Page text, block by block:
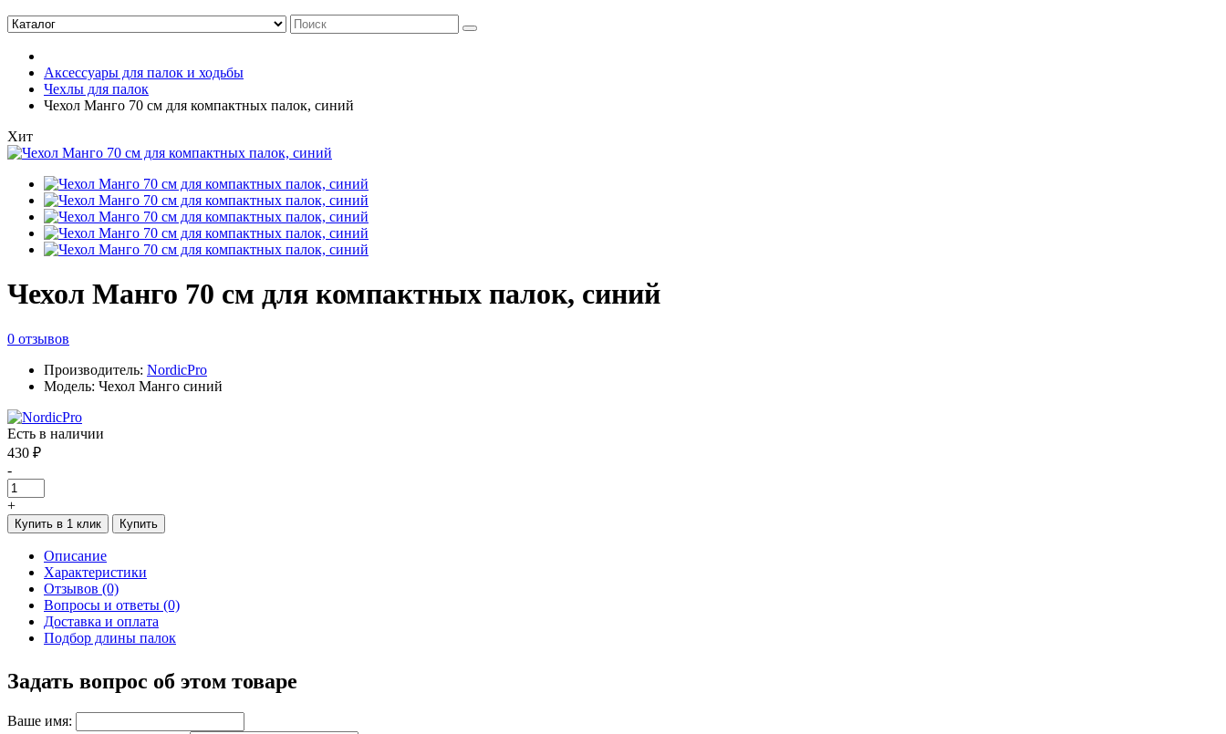
Аксессуары для палок и ходьбы
Чехлы для палок
Чехол Манго 70 см для компактных палок, синий
Хит
Чехол Манго 70 см для компактных палок, синий
0 отзывов
Производитель: NordicPro
Модель: Чехол Манго синий
Есть в наличии
430 ₽
-
+
Купить в 1 клик Купить
Описание
Характеристики
Отзывов (0)
Вопросы и ответы (0)
Доставка и оплата
Подбор длины палок
Задать вопрос об этом товаре
Ваше имя: